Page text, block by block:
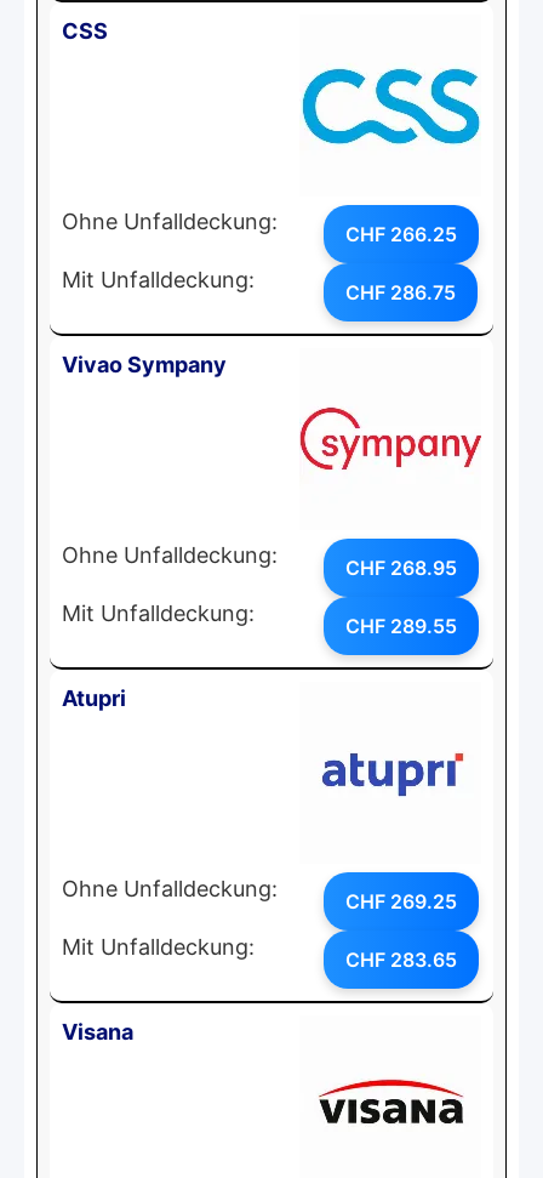
CSS
Ohne Unfalldeckung: CHF 266.25
Mit Unfalldeckung: CHF 286.75
Vivao Sympany
Ohne Unfalldeckung: CHF 268.95
Mit Unfalldeckung: CHF 289.55
Atupri
Ohne Unfalldeckung: CHF 269.25
Mit Unfalldeckung: CHF 283.65
Visana